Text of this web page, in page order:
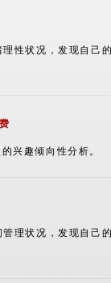
性状况，发现自己
兴趣倾向性分析。
理状况，发现自己